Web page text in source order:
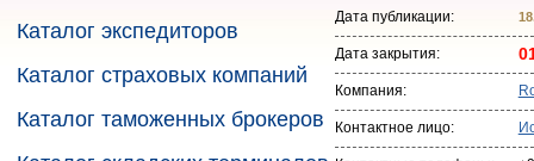
Каталог экспедиторов
Каталог страховых компаний
Каталог таможенных брокеров
Дата публикации:
Дата закрытия:
Компания:
Контактное лицо: